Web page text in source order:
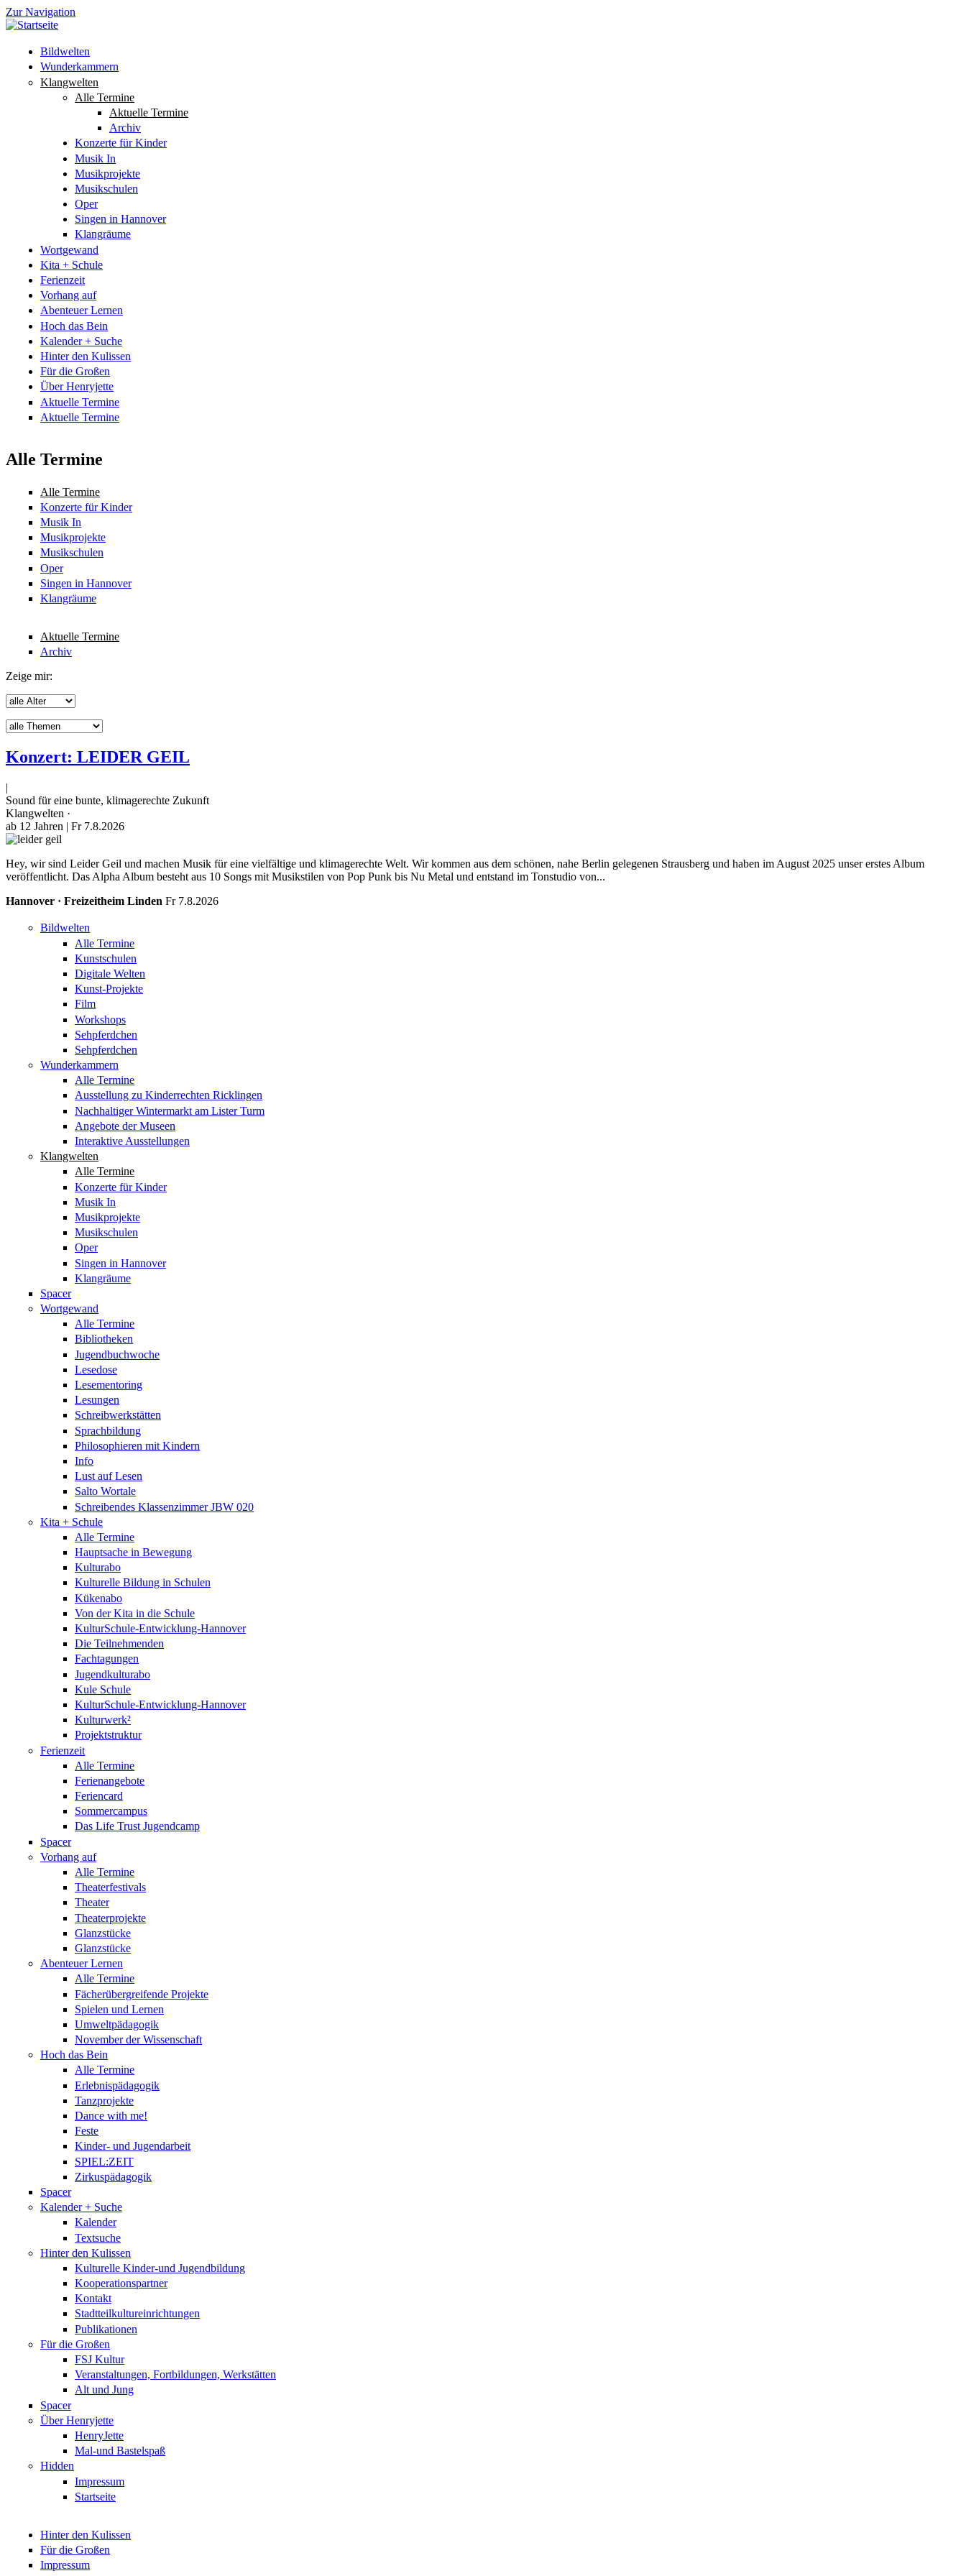
Zur Navigation
Bildwelten
Wunderkammern
Klangwelten
Alle Termine
Aktuelle Termine
Archiv
Konzerte für Kinder
Musik In
Musikprojekte
Musikschulen
Oper
Singen in Hannover
Klangräume
Wortgewand
Kita + Schule
Ferienzeit
Vorhang auf
Abenteuer Lernen
Hoch das Bein
Kalender + Suche
Hinter den Kulissen
Für die Großen
Über Henryjette
Aktuelle Termine
Aktuelle Termine
Alle Termine
Alle Termine
Konzerte für Kinder
Musik In
Musikprojekte
Musikschulen
Oper
Singen in Hannover
Klangräume
Aktuelle Termine
Archiv
Zeige mir:
Konzert: LEIDER GEIL
|
Sound für eine bunte, klimagerechte Zukunft
Klangwelten ·
ab 12 Jahren | Fr 7.8.2026
Hey, wir sind Leider Geil und machen Musik für eine vielfältige und klimagerechte Welt. Wir kommen aus dem schönen, nahe Berlin gelegenen Strausberg und haben im August 2025 unser erstes Album
veröffentlicht. Das Alpha Album besteht aus 10 Songs mit Musikstilen von Pop Punk bis Nu Metal und entstand im Tonstudio von...
Hannover · Freizeitheim Linden Fr 7.8.2026
Bildwelten
Alle Termine
Kunstschulen
Digitale Welten
Kunst-Projekte
Film
Workshops
Sehpferdchen
Sehpferdchen
Wunderkammern
Alle Termine
Ausstellung zu Kinderrechten Ricklingen
Nachhaltiger Wintermarkt am Lister Turm
Angebote der Museen
Interaktive Ausstellungen
Klangwelten
Alle Termine
Konzerte für Kinder
Musik In
Musikprojekte
Musikschulen
Oper
Singen in Hannover
Klangräume
Spacer
Wortgewand
Alle Termine
Bibliotheken
Jugendbuchwoche
Lesedose
Lesementoring
Lesungen
Schreibwerkstätten
Sprachbildung
Philosophieren mit Kindern
Info
Lust auf Lesen
Salto Wortale
Schreibendes Klassenzimmer JBW 020
Kita + Schule
Alle Termine
Hauptsache in Bewegung
Kulturabo
Kulturelle Bildung in Schulen
Kükenabo
Von der Kita in die Schule
KulturSchule-Entwicklung-Hannover
Die Teilnehmenden
Fachtagungen
Jugendkulturabo
Kule Schule
KulturSchule-Entwicklung-Hannover
Kulturwerk²
Projektstruktur
Ferienzeit
Alle Termine
Ferienangebote
Feriencard
Sommercampus
Das Life Trust Jugendcamp
Spacer
Vorhang auf
Alle Termine
Theaterfestivals
Theater
Theaterprojekte
Glanzstücke
Glanzstücke
Abenteuer Lernen
Alle Termine
Fächerübergreifende Projekte
Spielen und Lernen
Umweltpädagogik
November der Wissenschaft
Hoch das Bein
Alle Termine
Erlebnispädagogik
Tanzprojekte
Dance with me!
Feste
Kinder- und Jugendarbeit
SPIEL:ZEIT
Zirkuspädagogik
Spacer
Kalender + Suche
Kalender
Textsuche
Hinter den Kulissen
Kulturelle Kinder-und Jugendbildung
Kooperationspartner
Kontakt
Stadtteilkultureinrichtungen
Publikationen
Für die Großen
FSJ Kultur
Veranstaltungen, Fortbildungen, Werkstätten
Alt und Jung
Spacer
Über Henryjette
HenryJette
Mal-und Bastelspaß
Hidden
Impressum
Startseite
Hinter den Kulissen
Für die Großen
Impressum